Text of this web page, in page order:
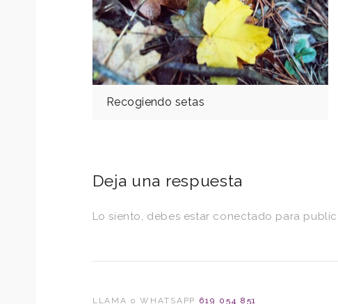
Recogiendo setas
Deja una respuesta
Lo siento, debes estar conectado para
LLAMA o WHATSAPP 619 054 851